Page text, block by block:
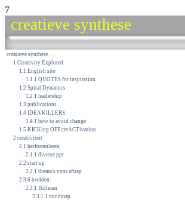
7
creatieve synthese
creatieve synthese
1 Creativity Explored
1.1 English site
1.1.1 QUOTES for inspiration
1.2 Spiral Dynamics
1.2.1 leadership
1.3 publications
1.4 IDEA KILLERS:
1.4.1 how to avoid change
1.5 KICKing OFF creACTivation
2 creativiteit
2.1 herformuleren
2.1.1 diverse ppt
2.2 start up
2.2.1 thema's voor aftrap
2.3 6 beelden:
2.3.1 Hillman
2.3.1.1 mindmap